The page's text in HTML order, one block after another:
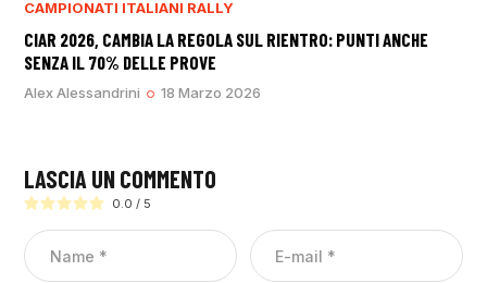
CAMPIONATI ITALIANI RALLY
CIAR 2026, CAMBIA LA REGOLA SUL RIENTRO: PUNTI ANCHE
SENZA IL 70% DELLE PROVE
Alex Alessandrini 18 Marzo 2026
LASCIA UN COMMENTO
0.0 / 5